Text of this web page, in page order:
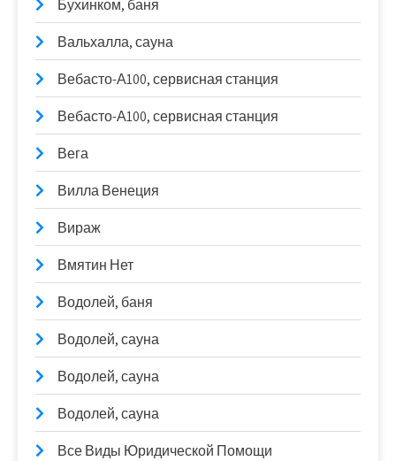
Бухинком, баня
Вальхалла, сауна
Вебасто-А100, сервисная станция
Вебасто-А100, сервисная станция
Вега
Вилла Венеция
Вираж
Вмятин Нет
Водолей, баня
Водолей, сауна
Водолей, сауна
Водолей, сауна
Все Виды Юридической Помощи